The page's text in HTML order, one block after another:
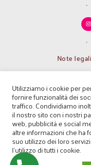
Note legali
(CIN):
Codice
(CIR):
Codice
(CIS):
Utilizziamo i cookie per
fornire funzionalità dei
traffico. Condividiamo
il nostro sito con i nostri
web, pubblicità e social
altre informazioni che ha
suo utilizzo dei loro
l'utilizzo di tutti i cookie.